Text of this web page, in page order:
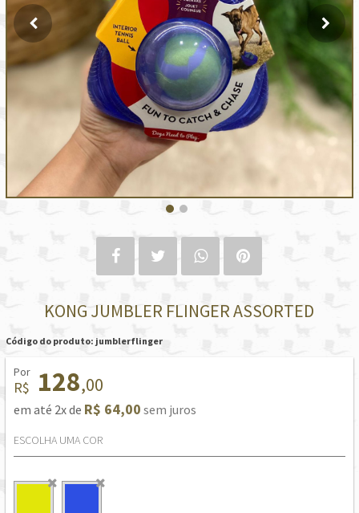
KONG JUMBLER FLINGER ASSORTED
Código do produto: jumblerflinger
Por
R$ 128,00
em até 2x de R$ 64,00 sem juros
ESCOLHA UMA COR